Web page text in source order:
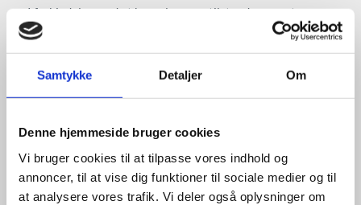
Samtykke Detaljer Om
Denne hjemmeside bruger cookies
Vi bruger cookies til at tilpasse vores indhold og
annoncer, til at vise dig funktioner til sociale medier og til
at analysere vores trafik. Vi deler også oplysninger om
I forbindelse med et hussalg, er en tilstandsrapport er
gyldig i 6 måneder.
sommerhuse?
ejerskifteforsikring.
Kontakt Inspec